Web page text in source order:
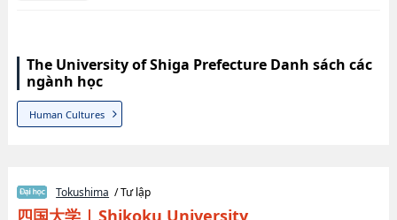
The University of Shiga Prefecture Danh sách các
ngành học
Human Cultures
Tokushima / Tư lập
四国大学| Shikoku University